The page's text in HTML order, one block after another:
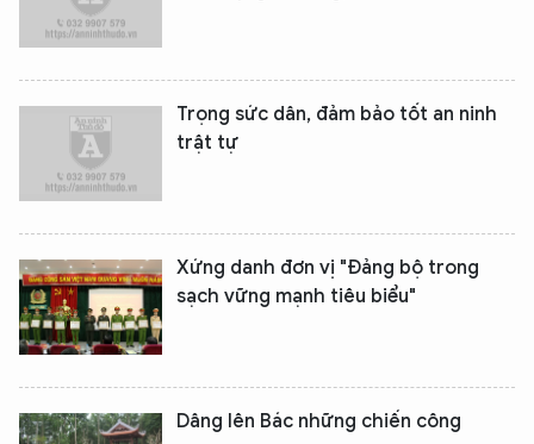
Trọng sức dân, đảm bảo tốt an ninh
trật tự
Xứng danh đơn vị "Đảng bộ trong
sạch vững mạnh tiêu biểu"
Dâng lên Bác những chiến công